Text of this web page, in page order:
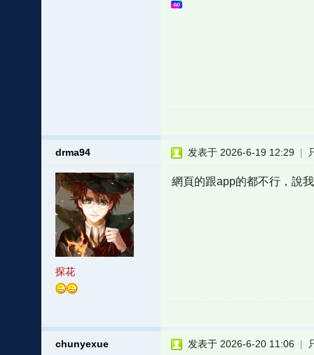
drma94
探花
发表于 2026-6-19 12:29 |
網頁的跟app的都不行，說
chunyexue 发表于 2026-6-20 11:06 |